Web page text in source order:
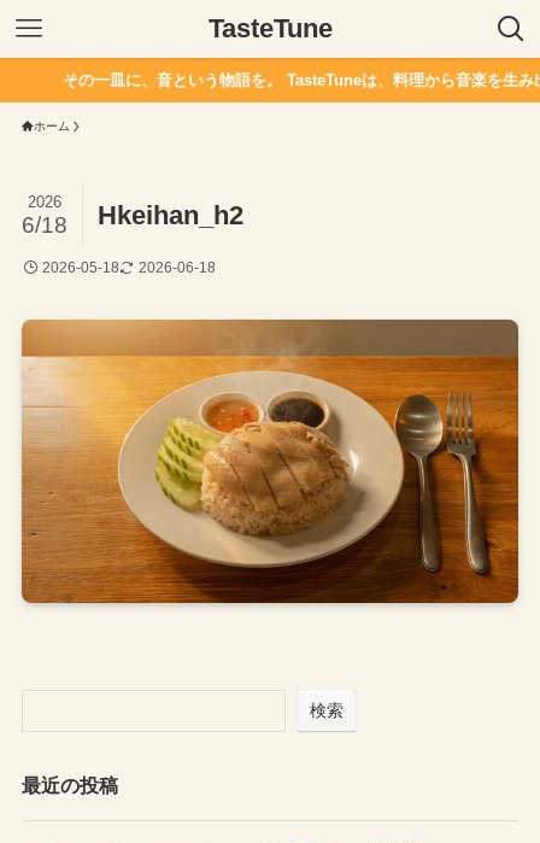
TasteTune
その一皿に、音という物語を。 TasteTuneは、料理から音楽を生み出
ホーム
Hkeihan_h2
2026
6/18
2026-05-18 2026-06-18
検索
最近の投稿